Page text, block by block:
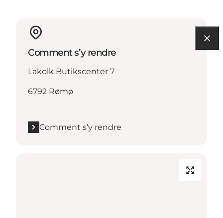
Comment s’y rendre
Lakolk Butikscenter 7
6792 Rømø
Comment s’y rendre